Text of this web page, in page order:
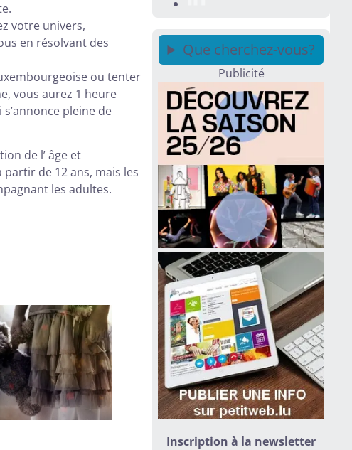
votre univers,
en résolvant des
ou tenter
vous aurez 1 heure
pleine de
de l’ âge et
partir de 12 ans, mais les
les adultes.
Que cherchez-vous?
Publicité
Inscription à la newsletter